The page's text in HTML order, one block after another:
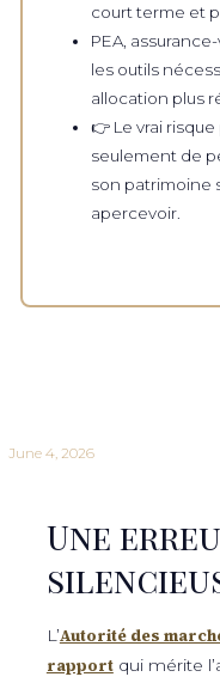
court terme et
PEA,
les outils
allocation plus
👉 Le vrai
seulement de
son patrimoine
apercevoir.
June 4, 2026
Une
L’Autorité des
rapportqui mérite